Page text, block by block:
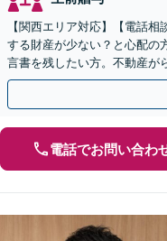
【関西エリア対応】【電話
する財産が少ない？と心配の
言書を残したい方。不動産が
親身に対応します【夜間・休
電話でお問い合わ